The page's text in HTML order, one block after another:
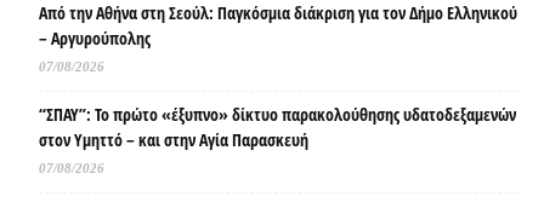
Από την Αθήνα στη Σεούλ: Παγκόσμια διάκριση για τον Δήμο Ελληνικού
– Αργυρούπολης
07/08/2026
“ΣΠΑΥ”: Το πρώτο «έξυπνο» δίκτυο παρακολούθησης υδατοδεξαμενών
στον Υμηττό – και στην Αγία Παρασκευή
07/08/2026